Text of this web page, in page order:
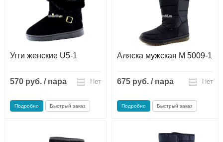
Угги женские U5-1
570 руб. / пара Нет
Подробно Быстрый заказ
Аляска мужская М 5009-1
675 руб. / пара Нет
Подробно Быстрый заказ